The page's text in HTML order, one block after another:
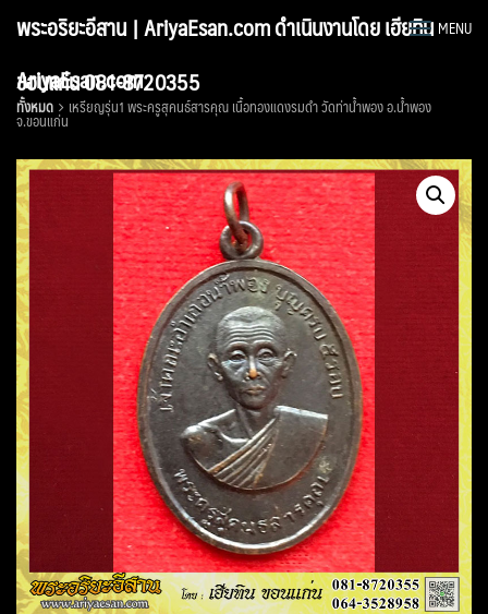
พระอริยะอีสาน | AriyaEsan.com ดำเนินงานโดย เฮียทิน
ขอนแก่น 081-8720355
MENU
AriyaEsan.com
ทั้งหมด เหรียญรุ่น1 พระครูสุคนธ์สารคุณ เนื้อทองแดงรมดำ วัดท่าน้ำพอง อ.น้ำพอง
จ.ขอนแก่น